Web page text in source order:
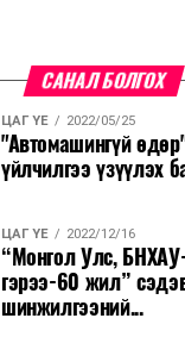
САНАЛ БОЛГОХ
ЦАГ ҮЕ 2022/05/25
"Автомашингүй
үйлчилгээ үзүүлэх
ЦАГ ҮЕ 2022/12/16
“Монгол Улс,
гэрээ-60 жил”
шинжилгээний...